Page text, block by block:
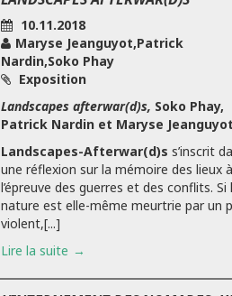
10.11.2018
Maryse Jeanguyot,Patrick
Nardin,Soko Phay
Exposition
Landscapes afterwar(d)s, Soko Phay,
Patrick Nardin et Maryse
Landscapes-Afterwar(d)s s’inscrit
une réflexion sur la mémoire des lieux à
l’épreuve des guerres et des conflits. Si
nature est elle-même meurtrie par un
violent,[...]
Lire la suite